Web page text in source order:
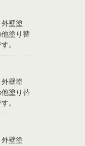
壁塗
塗り替
。
壁塗
塗り替
。
壁塗